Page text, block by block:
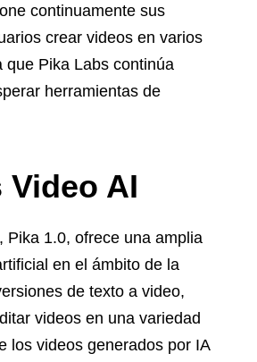
continuamente sus
crear videos en varios
que Pika Labs continúa
herramientas de
AI
Pika 1.0, ofrece una amplia
en el ámbito de la
de texto a video,
videos en una variedad
los videos generados por IA